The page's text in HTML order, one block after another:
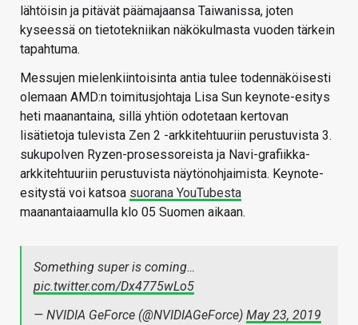
lähtöisin ja pitävät päämajaansa Taiwanissa, joten
kyseessä on tietotekniikan näkökulmasta vuoden tärkein
tapahtuma.
Messujen mielenkiintoisinta antia tulee todennäköisesti
olemaan AMD:n toimitusjohtaja Lisa Sun keynote-esitys
heti maanantaina, sillä yhtiön odotetaan kertovan
lisätietoja tulevista Zen 2 -arkkitehtuuriin perustuvista 3.
sukupolven Ryzen-prosessoreista ja Navi-grafiikka-
arkkitehtuuriin perustuvista näytönohjaimista. Keynote-
esitystä voi katsoa suorana YouTubesta
maanantaiaamulla klo 05 Suomen aikaan.
Something super is coming…
pic.twitter.com/Dx4775wLo5
— NVIDIA GeForce (@NVIDIAGeForce) May 23, 2019